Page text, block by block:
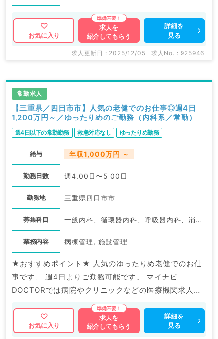
お気に入り
求人を
紹介してもらう
詳細を
見る
求人更新日 : 2025/12/05 求人No. : 925946
常勤求人
【三重県／四日市市】人気の老健でのお仕事◎週4日
1,200万円～／ゆったりめのご勤務（内科系／常勤）
週4日以下の常勤勤務 救急対応なし ゆったりめ勤務
給与 年収1,000万円 ～
勤務日数 週4.00日〜5.00日
勤務地 三重県四日市市
募集科目 一般内科、循環器内科、呼吸器内科、消化器内科、内分泌・代謝内科
業務内容 病棟管理, 施設管理
★おすすめポイント★ 人気のゆったりめ老健でのお仕
事です。 週4日よりご勤務可能です。 マイナビ
DOCTORでは病院やクリニックなどの医療機関求人は
求人も多数扱っています。 求人内容の詳細等はお気軽
にお問合せ下さい。
お気に入り
求人を
紹介してもらう
詳細を
見る